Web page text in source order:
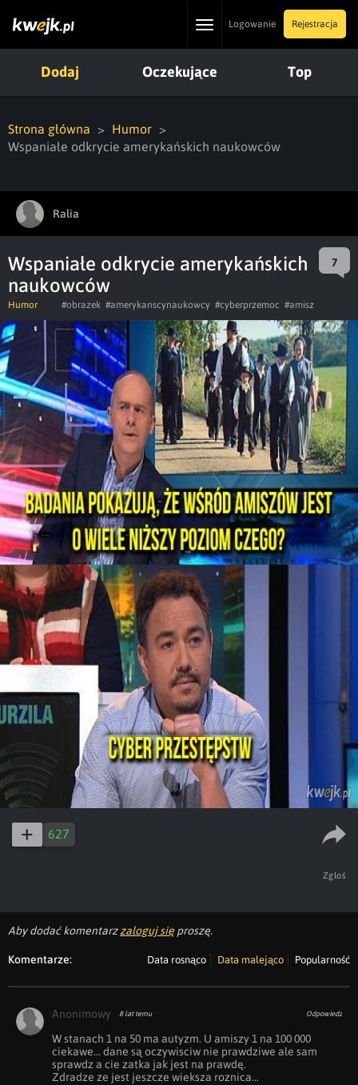
ToggleLogowanie Rejestracja
Dodaj Oczekujące Top
Strona główna
Humor
Wspaniałe odkrycie amerykańskich naukowców
Ralia
Wspaniałe odkrycie amerykańskich
naukowców
7
Humor #obrazek #amerykanscynaukowcy #cyberprzemoc #amisz
627
Zgłoś
Aby dodać komentarzzaloguj się proszę.
Komentarze: Data rosnąco Data malejąco Popularność
Anonimowy 8 lat temu Odpowiedz
W stanach 1 na 50 ma autyzm. U amiszy 1 na 100 000
ciekawe... dane są oczywisciw nie prawdziwe ale sam
sprawdz a cie zatka jak jest na prawdę.
Zdradze ze jest jeszcze wieksza roznica...